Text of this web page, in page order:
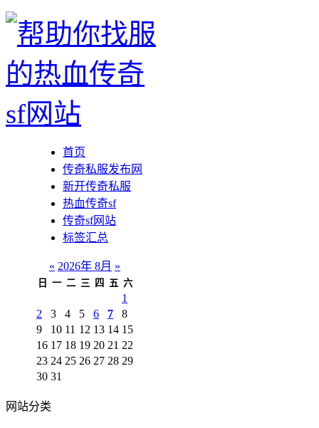
首页
传奇私服发布网
新开传奇私服
热血传奇sf
传奇sf网站
标签汇总
« 2026年 8月 »
日 一 二 三 四 五 六
1
2
3 4 5 6 7
8
9
10 11 12 13 14 15
16 17 18 19 20 21 22
23 24 25 26 27 28 29
30 31
网站分类